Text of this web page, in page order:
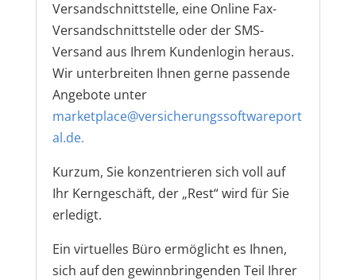
Versandschnittstelle, eine Online Fax-
Versandschnittstelle oder der SMS-
Versand aus Ihrem Kundenlogin heraus.
Wir unterbreiten Ihnen gerne passende
Angebote unter
marketplace@versicherungssoftwareport
al.de.
Kurzum, Sie konzentrieren sich voll auf
Ihr Kerngeschäft, der „Rest“ wird für Sie
erledigt.
Ein virtuelles Büro ermöglicht es Ihnen,
sich auf den gewinnbringenden Teil Ihrer